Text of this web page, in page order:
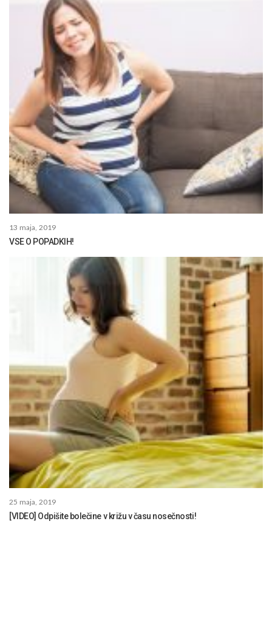
13 maja, 2019
VSE O POPADKIH!
25 maja, 2019
[VIDEO] Odpišite bolečine v križu v času nosečnosti!